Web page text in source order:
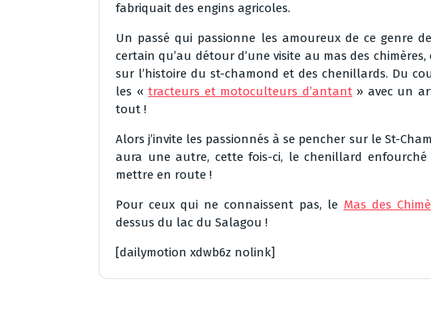
fabriquait des engins agricoles.
Un passé qui passionne les amoureux de ce genre
certain qu’au détour d’une visite au mas des
sur l’histoire du st-chamond et des chenillards. Du
les «tracteurs et motoculteurs d’antant» avec un
tout !
Alors j’invite les passionnés à se pencher sur le St-
aura une autre, cette fois-ci, le chenillard
mettre en route !
Pour ceux qui ne connaissent pas, le Mas des
dessus du lac du Salagou !
[dailymotion xdwb6z nolink]